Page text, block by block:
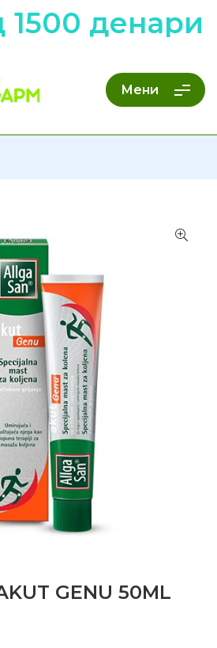
денари
Мени
GENU 50ML